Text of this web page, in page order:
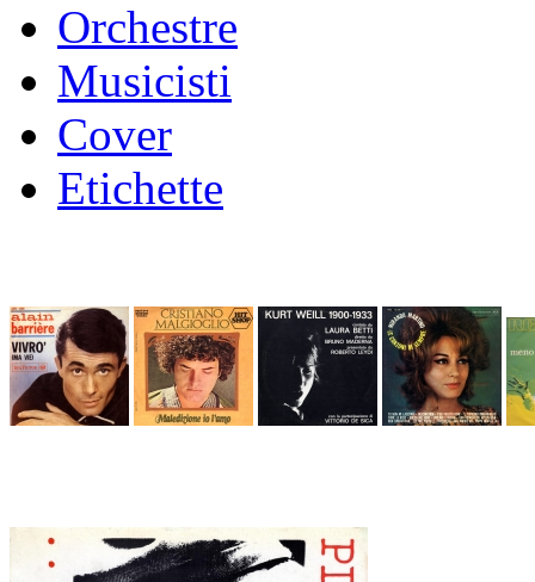
Orchestre
Musicisti
Cover
Etichette